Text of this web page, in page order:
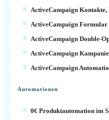
ActiveCampaign Kontakte,
ActiveCampaign Formular
ActiveCampaign Double-
ActiveCampaign
ActiveCampaign
Automationen
0€ Produktautomation im